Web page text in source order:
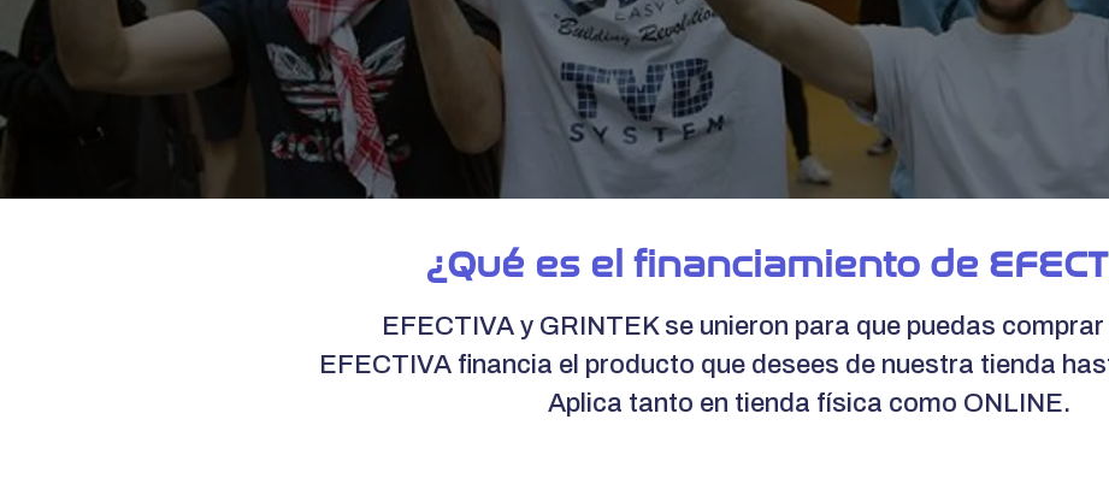
¿Qué es el financiamiento de
EFECTIVA y GRINTEK se unieron para que puedas
EFECTIVA financia el producto que desees de nuestra tienda
Aplica tanto en tienda física como ONLINE.